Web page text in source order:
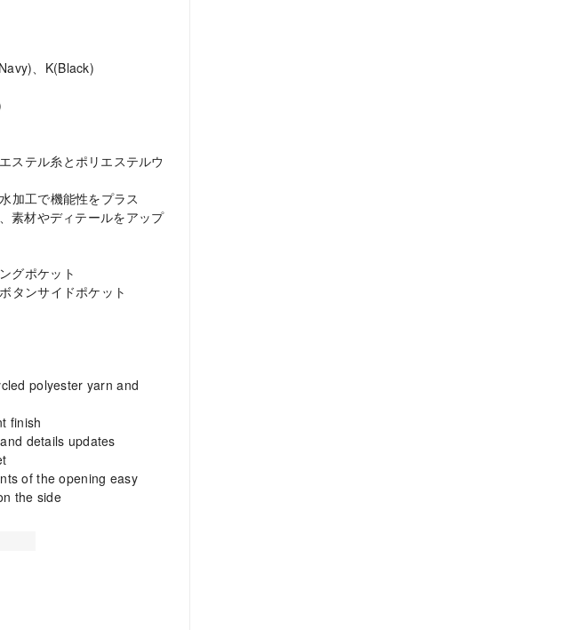
、K(Black)
ステル糸とポリエステルウ
加工で機能性をプラス
素材やディテールをアップ
グポケット
タンサイドポケット
polyester yarn and
finish
details updates
of the opening easy
the side